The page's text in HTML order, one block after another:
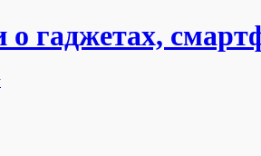
о гаджетах,